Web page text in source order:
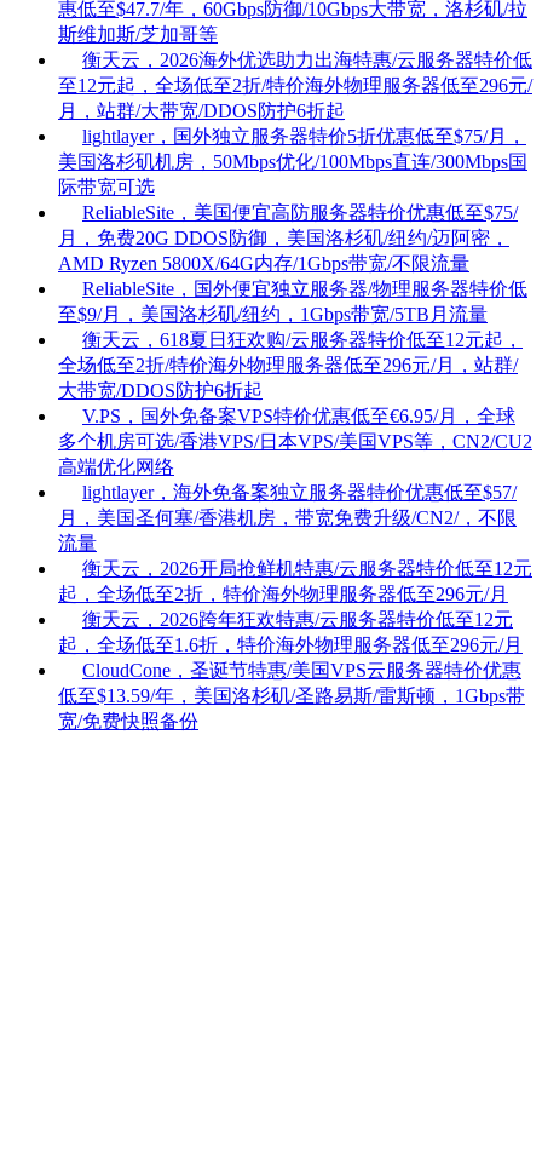
惠低至$47.7/年，60Gbps防御/10Gbps大带宽，洛杉矶/拉
斯维加斯/芝加哥等
衡天云，2026海外优选助力出海特惠/云服务器特价低
至12元起，全场低至2折/特价海外物理服务器低至296元/
月，站群/大带宽/DDOS防护6折起
lightlayer，国外独立服务器特价5折优惠低至$75/月，
美国洛杉矶机房，50Mbps优化/100Mbps直连/300Mbps国
际带宽可选
ReliableSite，美国便宜高防服务器特价优惠低至$75/
月，免费20G DDOS防御，美国洛杉矶/纽约/迈阿密，
AMD Ryzen 5800X/64G内存/1Gbps带宽/不限流量
ReliableSite，国外便宜独立服务器/物理服务器特价低
至$9/月，美国洛杉矶/纽约，1Gbps带宽/5TB月流量
衡天云，618夏日狂欢购/云服务器特价低至12元起，
全场低至2折/特价海外物理服务器低至296元/月，站群/
大带宽/DDOS防护6折起
V.PS，国外免备案VPS特价优惠低至€6.95/月，全球
多个机房可选/香港VPS/日本VPS/美国VPS等，CN2/CU2
高端优化网络
lightlayer，海外免备案独立服务器特价优惠低至$57/
月，美国圣何塞/香港机房，带宽免费升级/CN2/，不限
流量
衡天云，2026开局抢鲜机特惠/云服务器特价低至12元
起，全场低至2折，特价海外物理服务器低至296元/月
衡天云，2026跨年狂欢特惠/云服务器特价低至12元
起，全场低至1.6折，特价海外物理服务器低至296元/月
CloudCone，圣诞节特惠/美国VPS云服务器特价优惠
低至$13.59/年，美国洛杉矶/圣路易斯/雷斯顿，1Gbps带
宽/免费快照备份